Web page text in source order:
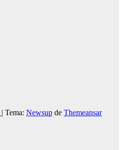
| Tema: Newsup de Themeansar